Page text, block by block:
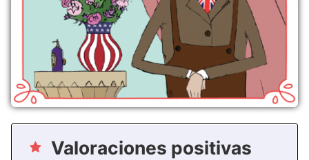
Valoraciones positivas